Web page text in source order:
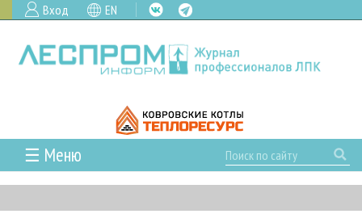
Вход EN
☰ Меню
ГЛАВНАЯ
РУБРИКИ И ТЕМЫ